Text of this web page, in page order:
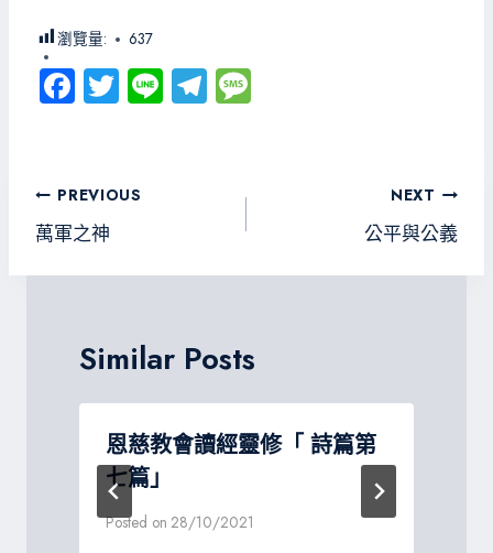
瀏覽量: 637
Fa
ce
o
ok
T
wi
er
Li
ne
Te
le
文
章
導
PREVIOUS
萬軍之神
NEXT
公平與公義
Similar Posts
恩慈教會讀經靈修「 詩篇第
七篇」
Posted on 28/10/2021